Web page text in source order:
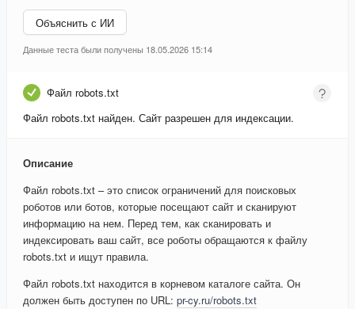
Объяснить с ИИ
Данные теста были получены 18.05.2026 15:14
Файл robots.txt
Файл robots.txt найден. Сайт разрешен для индексации.
Описание
Файл robots.txt – это список ограничений для поисковых
роботов или ботов, которые посещают сайт и сканируют
информацию на нем. Перед тем, как сканировать и
индексировать ваш сайт, все роботы обращаются к файлу
robots.txt и ищут правила.
Файл robots.txt находится в корневом каталоге сайта. Он
должен быть доступен по URL: pr-cy.ru/robots.txt